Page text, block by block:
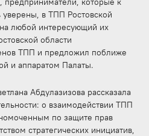
в ТПП Ростовской
любой интересующий их
области
ТПП и предложил поближе
и аппаратом Палаты.
Абдулазизова рассказала
о взаимодействии ТПП
по защите прав
стратегических инициатив,